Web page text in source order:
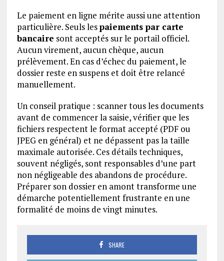
Le paiement en ligne mérite aussi une attention
particulière. Seuls lespaiements par carte
bancaire sont acceptés sur le portail officiel.
Aucun virement, aucun chèque, aucun
prélèvement. En cas d’échec du paiement, le
dossier reste en suspens et doit être relancé
manuellement.
Un conseil pratique : scanner tous les documents
avant de commencer la saisie, vérifier que les
fichiers respectent le format accepté (PDF ou
JPEG en général) et ne dépassent pas la taille
maximale autorisée. Ces détails techniques,
souvent négligés, sont responsables d’une part
non négligeable des abandons de procédure.
Préparer son dossier en amont transforme une
démarche potentiellement frustrante en une
formalité de moins de vingt minutes.
SHARE